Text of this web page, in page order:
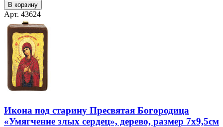
В корзину
Арт. 43624
Икона под старину Пресвятая Богородица
«Умягчение злых сердец», дерево, размер 7х9,5см